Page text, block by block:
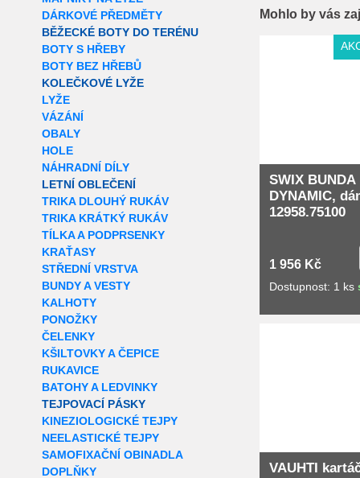
DÁRKOVÉ PŘEDMĚTY
BĚŽECKÉ BOTY DO TERÉNU
BOTY S HŘEBY
BOTY BEZ HŘEBŮ
KOLEČKOVÉ LYŽE
LYŽE
VÁZÁNÍ
OBALY
HOLE
NÁHRADNÍ DÍLY
LETNÍ OBLEČENÍ
TRIKA DLOUHÝ RUKÁV
TRIKA KRÁTKÝ RUKÁV
TÍLKA A PODPRSENKY
KRAŤASY
STŘEDNÍ VRSTVA
BUNDY A VESTY
KALHOTY
PONOŽKY
ČELENKY
KŠILTOVKY A ČEPICE
RUKAVICE
BATOHY A LEDVINKY
TEJPOVACÍ PÁSKY
KINEZIOLOGICKÉ TEJPY
NEELASTICKÉ TEJPY
SAMOFIXAČNÍ OBINADLA
DOPLŇKY
Mohlo by vás
SWIX BUNDA
DYNAMIC,
12958.75100
1 956 Kč
Dostupnost: 1 ks
VAUHTI